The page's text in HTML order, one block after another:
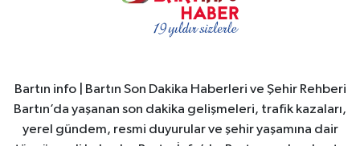
Bartın info | Bartın Son Dakika Haberleri ve Şehir Rehberi
Bartın’da yaşanan son dakika gelişmeleri, trafik kazaları,
yerel gündem, resmi duyurular ve şehir yaşamına dair